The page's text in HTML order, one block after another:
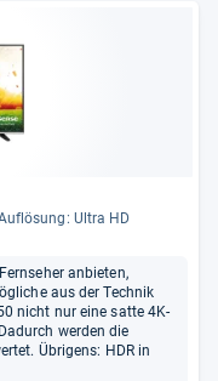
Ultra HD
anbieten,
aus der Technik
nicht nur eine satte 4K-
werden die
Übrigens: HDR in